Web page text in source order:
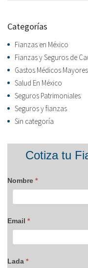
Categorías
Fianzas en México
Fianzas y Seguros de
Gastos Médicos Mayores
Salud En México
Seguros Patrimoniales
Seguros y fianzas
Sin categoría
Formulario
Cotiza tu
Nombre *
Email *
Lada *